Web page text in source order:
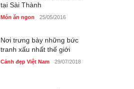
Bán đảo Sơn Trà sẽ là khu
du lịch quốc gia
tại Sài Thành
Món ăn ngon 25/05/2016
Nơi trưng bày những bức
tranh xấu nhất thế giới
Cảnh đẹp Việt Nam 29/07/2018